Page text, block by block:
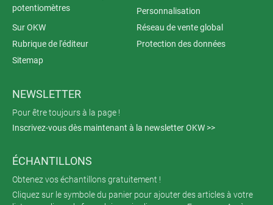
potentiomètres
Personnalisation
Sur OKW
Réseau de vente global
Rubrique de l'éditeur
Protection des données
Sitemap
NEWSLETTER
Pour être toujours à la page !
Inscrivez-vous dès maintenant à la newsletter OKW >>
ÉCHANTILLONS
Obtenez vos échantillons gratuitement !
Cliquez sur le symbole du panier pour ajouter des articles à votre